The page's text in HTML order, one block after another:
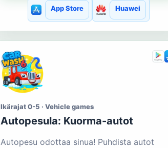
App Store Huawei
Ikärajat 0-5 · Vehicle games
Autopesula: Kuorma-autot
Autopesu odottaa sinua! Puhdista autot